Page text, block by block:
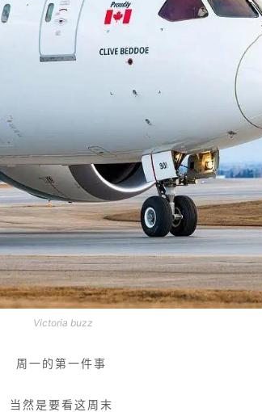
Victoria buzz
周一的第一件事
当然是要看这周末